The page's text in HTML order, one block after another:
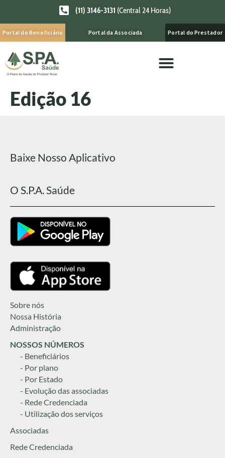
(11) 3146-3131 (Central 24 Horas)
Portal do Beneficiário Portal da Associada Portal do Prestador
Edição 16
Baixe Nosso Aplicativo
O S.P.A. Saúde
Sobre nós
Nossa História
Administração
NOSSOS NÚMEROS
- Beneficiários
- Por plano
- Por Estado
- Evolução das associadas
- Rede Credenciada
- Utilização dos serviços
Associadas
Rede Credenciada